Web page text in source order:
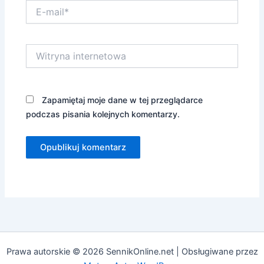
mail*
internetowa
Zapamiętaj moje dane w tej przeglądarce
podczas pisania kolejnych komentarzy.
Prawa autorskie © 2026 SennikOnline.net | Obsługiwane przez